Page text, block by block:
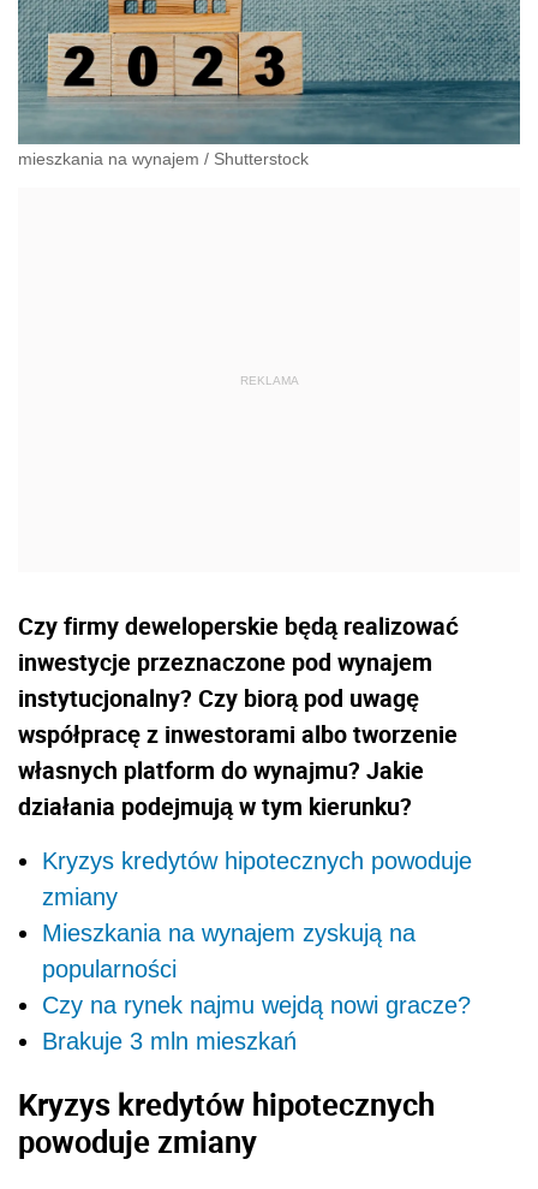
mieszkania na wynajem / Shutterstock
Czy firmy deweloperskie będą realizować
inwestycje przeznaczone pod wynajem
instytucjonalny? Czy biorą pod uwagę
współpracę z inwestorami albo tworzenie
własnych platform do wynajmu? Jakie
działania podejmują w tym kierunku?
Kryzys kredytów hipotecznych powoduje
zmiany
Mieszkania na wynajem zyskują na
popularności
Czy na rynek najmu wejdą nowi gracze?
Brakuje 3 mln mieszkań
Kryzys kredytów hipotecznych
powoduje zmiany